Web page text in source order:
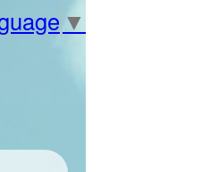
▼